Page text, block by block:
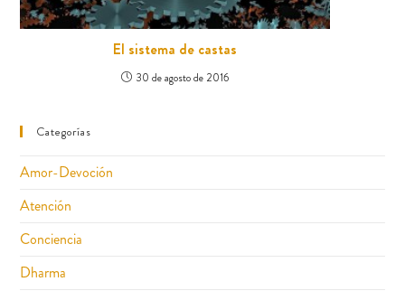
El sistema de castas
30 de agosto de 2016
Categorías
Amor-Devoción
Atención
Conciencia
Dharma